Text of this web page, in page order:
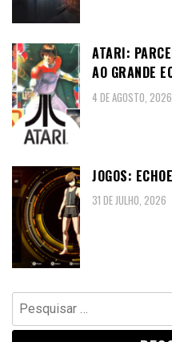
ATARI:
AO GRANDE
4 DE AGOSTO, 2026
JOGOS:
31 DE JULHO, 2026
Pesquisar
por: